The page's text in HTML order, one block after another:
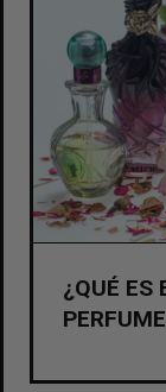
¿QUÉ ES